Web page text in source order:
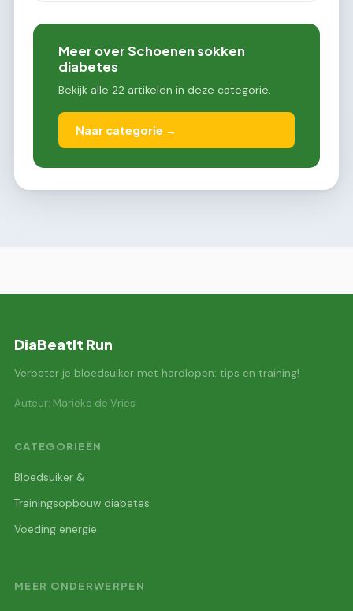
Meer over Schoenen sokken
diabetes
Bekijk alle 22 artikelen in deze categorie.
Naar categorie →
DiaBeatIt Run
Verbeter je bloedsuiker met hardlopen: tips en training!
Auteur: Marieke de Vries
CATEGORIEËN
Bloedsuiker &
Trainingsopbouw diabetes
Voeding energie
MEER ONDERWERPEN